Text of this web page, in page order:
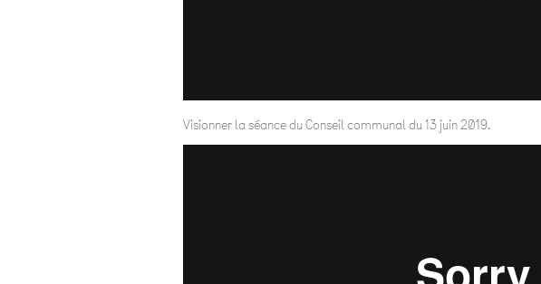
Visionner la séance du Conseil communal du 13 juin 2019.